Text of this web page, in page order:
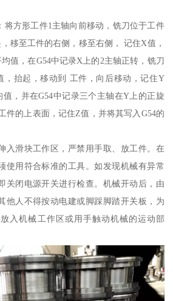
将方形工件1主轴向前移动，铣刀位于工件
移至工件的右侧，移至右侧， 记住X值，
值，在G54中记录X上的2主轴正转，铣刀
，抬起，移动到 工件，向后移动，记住Y
，并在G54中记录三个主轴在Y上的正旋
件的上表面，记住Z值，并将其写入G54的
入滑块工作区，严禁用手取、放工件。在
使用符合标准的工具。如发现机械有异常
关闭电源开关进行检查。机械开动后，由
他人不得按动电建或脚踩脚踏开关板，为
入机械工作区或用手触动机械的运动部